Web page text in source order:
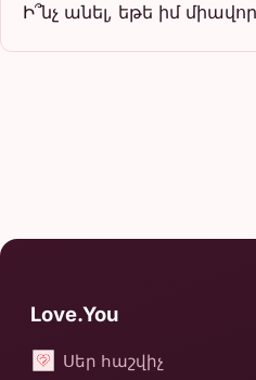
Ի՞նչ անել, եթե իմ
Love.You
Սեր հաշվիչ